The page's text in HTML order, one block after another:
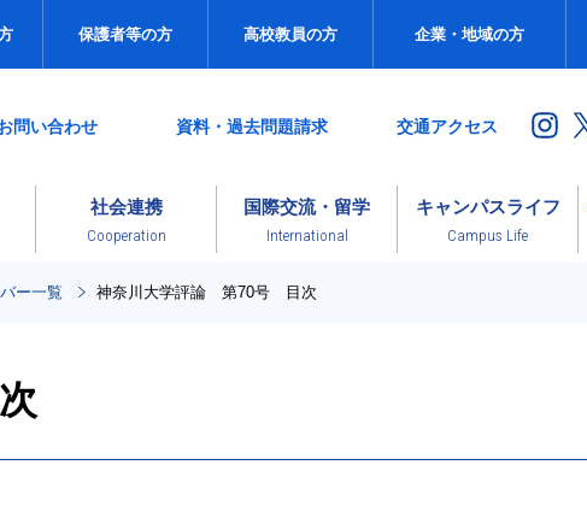
保護者等の方 高校教員の方 企業・地域の方
問い合わせ 資料・過去問題請求 交通アクセス
社会連携
Cooperation
国際交流・留学
International
キャンパスライフ
Campus Life
ー一覧 神奈川大学評論 第70号 目次